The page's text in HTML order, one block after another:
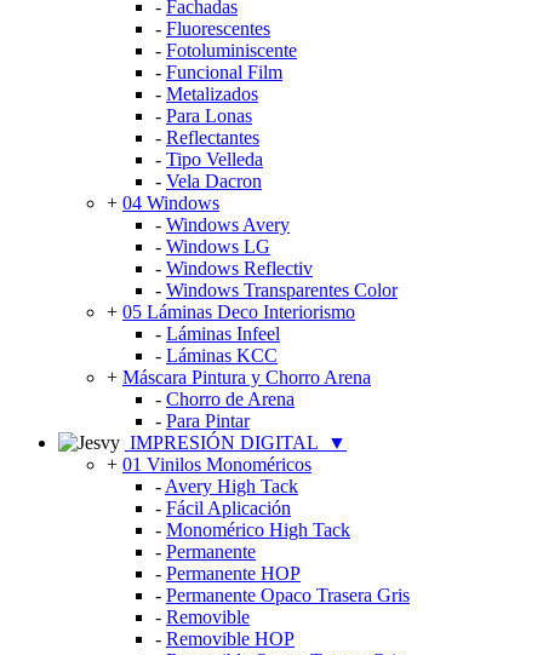
- Fachadas
- Fluorescentes
- Fotoluminiscente
- Funcional Film
- Metalizados
- Para Lonas
- Reflectantes
- Tipo Velleda
- Vela Dacron
+ 04 Windows
- Windows Avery
- Windows LG
- Windows Reflectiv
- Windows Transparentes Color
+ 05 Láminas Deco Interiorismo
- Láminas Infeel
- Láminas KCC
+ Máscara Pintura y Chorro Arena
- Chorro de Arena
- Para Pintar
IMPRESIÓN DIGITAL
▼
+ 01 Vinilos Monoméricos
- Avery High Tack
- Fácil Aplicación
- Monomérico High Tack
- Permanente
- Permanente HOP
- Permanente Opaco Trasera Gris
- Removible
- Removible HOP